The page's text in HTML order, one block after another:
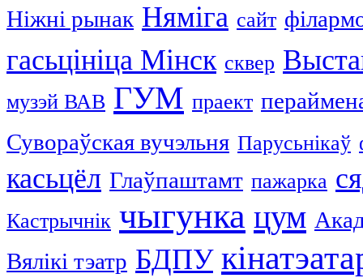
Ніжні рынак Няміга сайт
гасьцініца Мінск сквер
музэй ВАВ ГУМ праект
Сувораўская вучэльня Парусьнікаў
касьцёл Глаўпаштамт пажарка
Кастрычнік чыгунка цум
Вялікі тэатр БДПУ